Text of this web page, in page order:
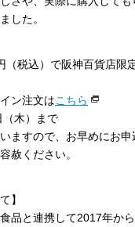
した。
（税込）で阪神百貨店限
ン注文はこちら
木）まで
ますので、お早めにお
赦ください。
】
品と連携して2017年か